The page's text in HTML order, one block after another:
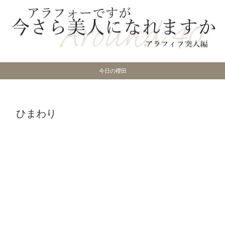
今日の櫻田
ひまわり